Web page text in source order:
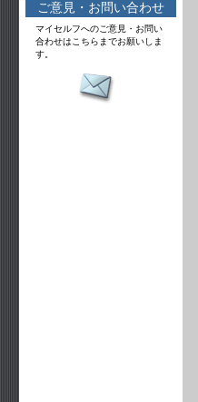
ご意見・お問い合わせ
マイセルフへのご意見・お問い
合わせはこちらまでお願いしま
す。